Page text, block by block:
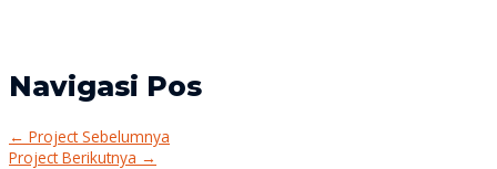
Navigasi Pos
← Project Sebelumnya
Project Berikutnya →